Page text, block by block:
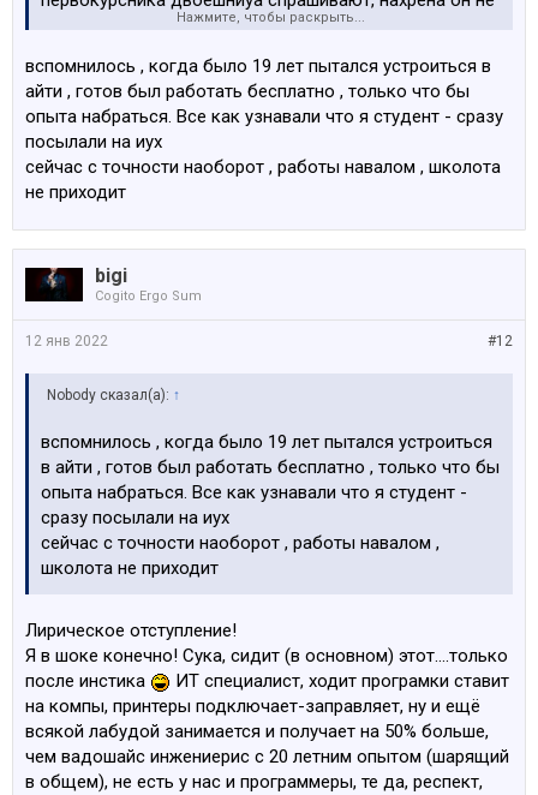
учится и нафигп вообще в школу идет. На что юноша
которому лом в жопе сломать можно. Это поколение
вообще ее понятное, хз что мотивирует, не дай бог
обидеш, там сопли и заявы на учителей. Короче
весело.
Нажмите, чтобы раскрыть...
вспомнилось , когда было 19 лет пытался устроиться в
айти , готов был работать бесплатно , только что бы
опыта набраться. Все как узнавали что я студент - сразу
посылали на иух
сейчас с точности наоборот , работы навалом , школота
не приходит
bigi
Cogito Ergo Sum
#12
12 янв 2022
Nobody сказал(а): ↑
вспомнилось , когда было 19 лет пытался устроиться
в айти , готов был работать бесплатно , только что бы
опыта набраться. Все как узнавали что я студент -
сразу посылали на иух
сейчас с точности наоборот , работы навалом ,
школота не приходит
Лирическое отступление!
Я в шоке конечно! Сука, сидит (в основном) этот....только
после инстика
ИТ специалист, ходит програмки ставит
на компы, принтеры подключает-заправляет, ну и ещё
всякой лабудой занимается и получает на 50% больше,
чем вадошайс инжениерис с 20 летним опытом (шарящий
в общем), не есть у нас и программеры, те да, респект,